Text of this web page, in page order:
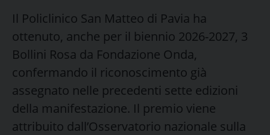
Il Policlinico San Matteo di Pavia ha
ottenuto, anche per il biennio 2026-2027, 3
Bollini Rosa da Fondazione Onda,
confermando il riconoscimento già
assegnato nelle precedenti sette edizioni
della manifestazione. Il premio viene
attribuito dall’Osservatorio nazionale sulla